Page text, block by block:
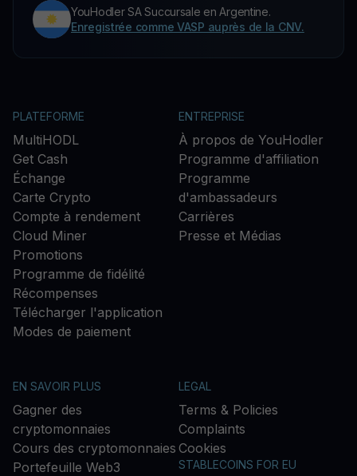
YouHodler SA Succursale en Argentine.
Enregistrée comme VASP auprès de la CNV.
PLATEFORME
MultiHODL
Get Cash
Échange
Carte Crypto
Compte à rendement
Cloud Miner
Promotions
Programme de fidélité
Récompenses
Télécharger l'application
Modes de paiement
ENTREPRISE
À propos de YouHodler
Programme d'affiliation
Programme
d'ambassadeurs
Carrières
Presse et Médias
EN SAVOIR PLUS
Gagner des
cryptomonnaies
Cours des cryptomonnaies
Portefeuille Web3
LEGAL
Terms & Policies
Complaints
Cookies
STABLECOINS FOR EU